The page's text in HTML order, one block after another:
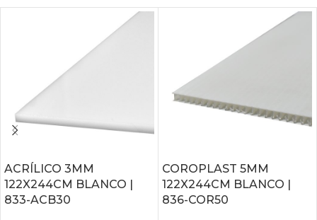
ACRÍLICO 3MM
122X244CM BLANCO |
833-ACB30
COROPLAST 5MM
122X244CM BLANCO |
836-COR50